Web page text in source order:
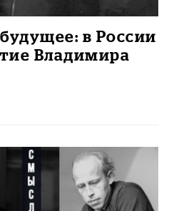
в России
Владимира